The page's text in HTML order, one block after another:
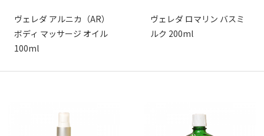
ヴェレダ アルニカ（AR）
ボディ マッサージ オイル
100ml
ヴェレダ ロマリン バスミ
ルク 200ml